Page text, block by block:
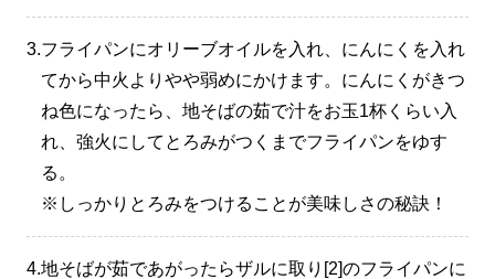
3.フライパンにオリーブオイルを入れ、にんにくを入れ
てから中火よりやや弱めにかけます。にんにくがきつ
ね色になったら、地そばの茹で汁をお玉1杯くらい入
れ、強火にしてとろみがつくまでフライパンをゆす
る。
※しっかりとろみをつけることが美味しさの秘訣！
4.地そばが茹であがったらザルに取り[2]のフライパンに